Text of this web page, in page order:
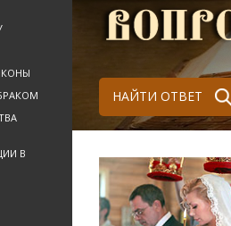
В
НАЙТИ ОТВЕТ